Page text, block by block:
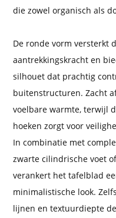
die zowel organisch als
De ronde vorm versterkt
aantrekkingskracht en
silhouet dat prachtig
buitenstructuren. Zacht
voelbare warmte, terwijl
hoeken zorgt voor
In combinatie met
zwarte cilindrische voet
verankert het tafelblad
minimalistische look.
lijnen en textuurdiepte